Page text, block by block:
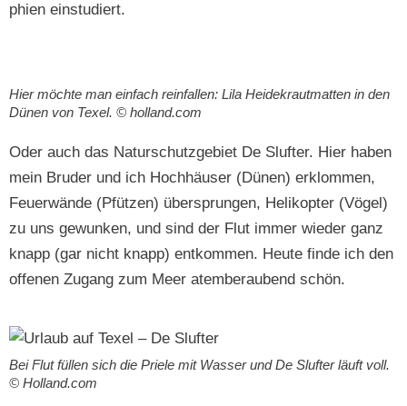
phien einstudiert.
Hier möchte man ein­fach rein­fall­en: Lila Hei­dekraut­mat­ten in den
Dünen von Tex­el. © holland.com
Oder auch das Naturschutzge­bi­et De Slufter. Hier haben
mein Brud­er und ich Hochhäuser (Dünen) erk­lom­men,
Feuer­wände (Pfützen) über­sprun­gen, Helikopter (Vögel)
zu uns gewunken, und sind der Flut immer wieder ganz
knapp (gar nicht knapp) entkom­men. Heute finde ich den
offe­nen Zugang zum Meer atem­ber­aubend schön.
Bei Flut füllen sich die Priele mit Wass­er und De Slufter läuft voll.
© Holland.com